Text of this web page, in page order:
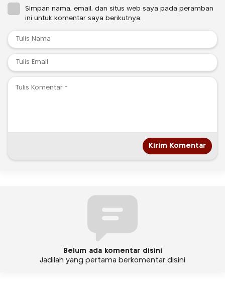
Simpan nama, email, dan situs web saya pada peramban
ini untuk komentar saya berikutnya.
Belum ada komentar disini
Jadilah yang pertama berkomentar disini